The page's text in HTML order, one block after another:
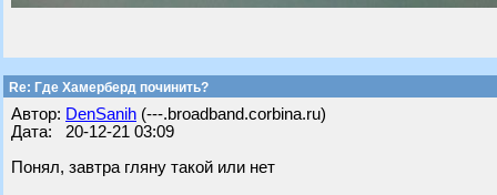
Re: Где Хамерберд починить?
Автор: DenSanih (---.broadband.corbina.ru)
Дата: 20-12-21 03:09
Понял, завтра гляну такой или нет